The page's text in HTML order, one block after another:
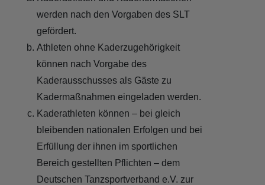
werden nach den Vorgaben des SLT
gefördert.
Athleten ohne Kaderzugehörigkeit
können nach Vorgabe des
Kaderausschusses als Gäste zu
Kadermaßnahmen eingeladen werden.
Kaderathleten können – bei gleich
bleibenden nationalen Erfolgen und bei
Erfüllung der ihnen im sportlichen
Bereich gestellten Pflichten – dem
Deutschen Tanzsportverband e.V. zur